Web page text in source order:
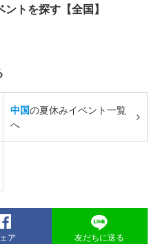
トを探す【全国】
中国の夏休みイベント一覧
へ
ア 友だちに送る